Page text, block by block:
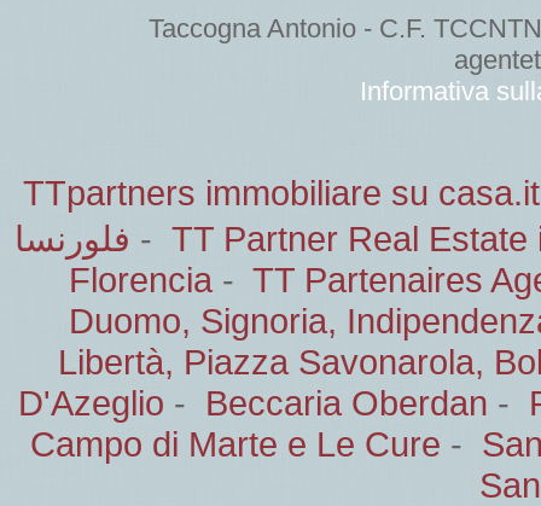
Taccogna Antonio - C.F.
Informativa
TTpartners immobiliare su casa.it
فلورنسا - TT Partner Real Estate
Florencia- TT Partenaires
Duomo, Signoria,
Libertà, Piazza Savonarola,
D'Azeglio - Beccaria Oberdan -
Campo di Marte e Le Cure -